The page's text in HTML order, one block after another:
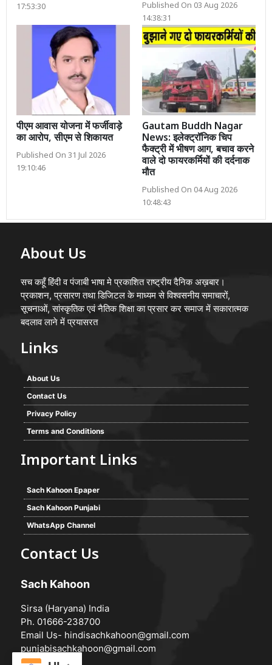
17:53:30
Published On 03 Aug 2026
14:38:31
पीएम आवास योजना में फर्जीवाड़े
का आरोप, सीएम से शिकायत
Published On 31 Jul 2026
19:10:46
Gautam Buddh Nagar
News: इलेक्ट्रॉनिक चिप
फैक्ट्री में भीषण आग, बचाव करने
वाले दो फायरकर्मियों की दर्दनाक
मौत
Published On 04 Aug 2026
10:48:43
About Us
सच कहूँ हिंदी व पंजाबी भाषा मे प्रकाशित राष्ट्रीय दैनिक अख़बार।
प्रकाशन, प्रसारण तथा डिजिटल के माध्यम से विश्वसनीय समाचारों,
सूचनाओं, सांस्कृतिक एवं नैतिक शिक्षा का प्रसार कर समाज में सकारात्मक
बदलाव लाने में प्रयासरत
Links
About Us
Contact Us
Privacy Policy
Terms and Conditions
Important Links
Sach Kahoon Epaper
Sach Kahoon Punjabi
WhatsApp Channel
Contact Us
Sach Kahoon
Sirsa (Haryana) India
Ph. 01666-238700
Email Us- hindisachkahoon@gmail.com
punjabisachkahoon@gmail.com